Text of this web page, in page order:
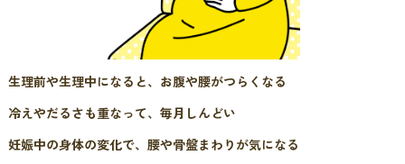
生理前や生理中になると、お腹や腰がつらくなる
冷えやだるさも重なって、毎月しんどい
妊娠中の身体の変化で、腰や骨盤まわりが気になる